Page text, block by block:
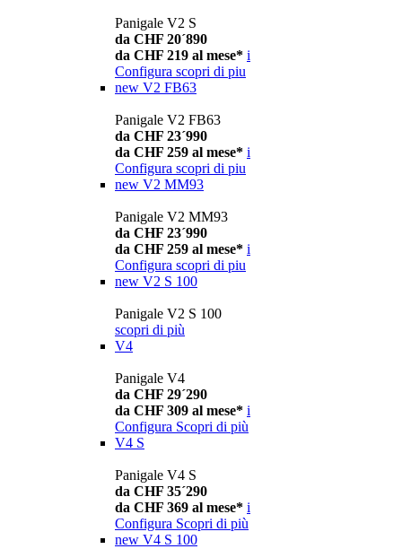
Panigale V2 S
da CHF 20´890
da CHF 219 al mese* i
Configura scopri di piu
new V2 FB63
Panigale V2 FB63
da CHF 23´990
da CHF 259 al mese* i
Configura scopri di piu
new V2 MM93
Panigale V2 MM93
da CHF 23´990
da CHF 259 al mese* i
Configura scopri di piu
new V2 S 100
Panigale V2 S 100
scopri di più
V4
Panigale V4
da CHF 29´290
da CHF 309 al mese* i
Configura Scopri di più
V4 S
Panigale V4 S
da CHF 35´290
da CHF 369 al mese* i
Configura Scopri di più
new V4 S 100